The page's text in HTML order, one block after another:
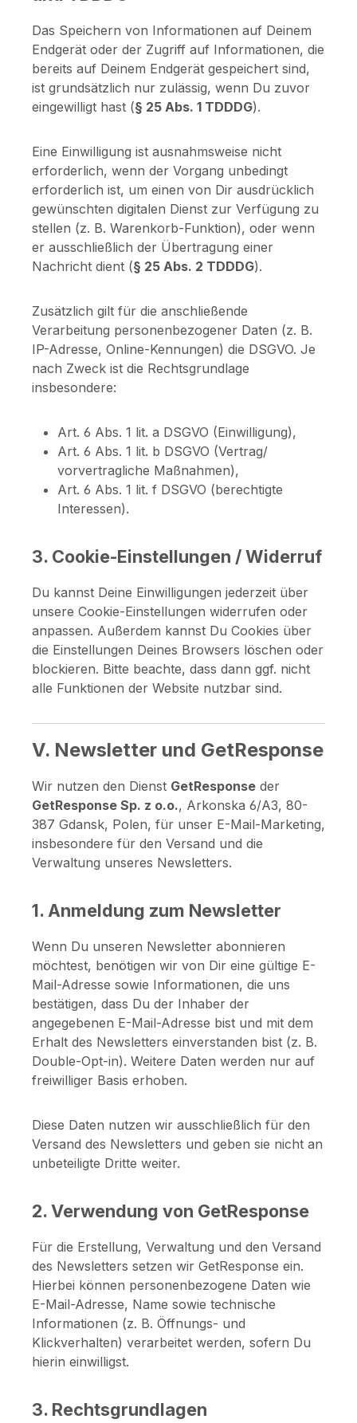
Das Speichern von Informationen auf Deinem
Endgerät oder der Zugriff auf Informationen, die
bereits auf Deinem Endgerät gespeichert sind,
ist grundsätzlich nur zulässig, wenn Du zuvor
eingewilligt hast (§ 25 Abs. 1 TDDDG).
Eine Einwilligung ist ausnahmsweise nicht
erforderlich, wenn der Vorgang unbedingt
erforderlich ist, um einen von Dir ausdrücklich
gewünschten digitalen Dienst zur Verfügung zu
stellen (z. B. Warenkorb-Funktion), oder wenn
er ausschließlich der Übertragung einer
Nachricht dient (§ 25 Abs. 2 TDDDG).
Zusätzlich gilt für die anschließende
Verarbeitung personenbezogener Daten (z. B.
IP-Adresse, Online-Kennungen) die DSGVO. Je
nach Zweck ist die Rechtsgrundlage
insbesondere:
Art. 6 Abs. 1 lit. a DSGVO (Einwilligung),
Art. 6 Abs. 1 lit. b DSGVO (Vertrag/
vorvertragliche Maßnahmen),
Art. 6 Abs. 1 lit. f DSGVO (berechtigte
Interessen).
3. Cookie-Einstellungen / Widerruf
Du kannst Deine Einwilligungen jederzeit über
unsere Cookie-Einstellungen widerrufen oder
anpassen. Außerdem kannst Du Cookies über
die Einstellungen Deines Browsers löschen oder
blockieren. Bitte beachte, dass dann ggf. nicht
alle Funktionen der Website nutzbar sind.
V. Newsletter und GetResponse
Wir nutzen den Dienst GetResponse der
GetResponse Sp. z o.o., Arkonska 6/A3, 80-
387 Gdansk, Polen, für unser E-Mail-Marketing,
insbesondere für den Versand und die
Verwaltung unseres Newsletters.
1. Anmeldung zum Newsletter
Wenn Du unseren Newsletter abonnieren
möchtest, benötigen wir von Dir eine gültige E-
Mail-Adresse sowie Informationen, die uns
bestätigen, dass Du der Inhaber der
angegebenen E-Mail-Adresse bist und mit dem
Erhalt des Newsletters einverstanden bist (z. B.
Double-Opt-in). Weitere Daten werden nur auf
freiwilliger Basis erhoben.
Diese Daten nutzen wir ausschließlich für den
Versand des Newsletters und geben sie nicht an
unbeteiligte Dritte weiter.
2. Verwendung von GetResponse
Für die Erstellung, Verwaltung und den Versand
des Newsletters setzen wir GetResponse ein.
Hierbei können personenbezogene Daten wie
E-Mail-Adresse, Name sowie technische
Informationen (z. B. Öffnungs- und
Klickverhalten) verarbeitet werden, sofern Du
hierin einwilligst.
3. Rechtsgrundlagen